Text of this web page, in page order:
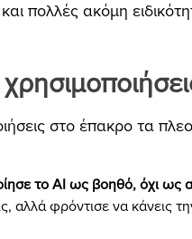
πολλές ακόμη
στο έπακρο τα
το AI ως βοηθό, όχι ως
αλλά φρόντισε να κάνεις